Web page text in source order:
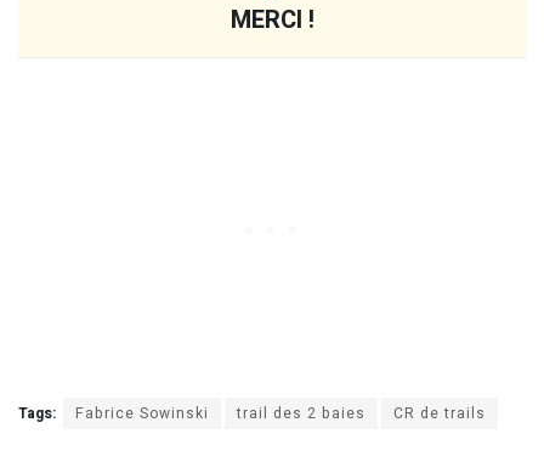
MERCI !
Tags: Fabrice Sowinski trail des 2 baies CR de trails